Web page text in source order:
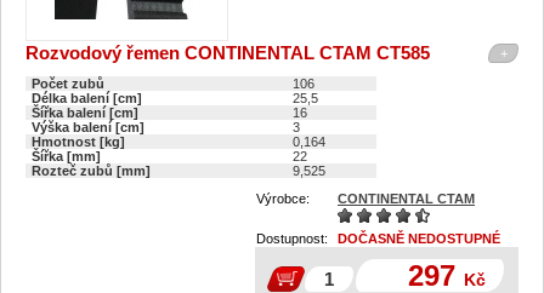
+
Rozvodový řemen CONTINENTAL CTAM CT585
Počet zubů
106
Délka balení [cm]
25,5
Šířka balení [cm]
16
Výška balení [cm]
3
Hmotnost [kg]
0,164
Šířka [mm]
22
Rozteč zubů [mm]
9,525
Výrobce:
CONTINENTAL CTAM
Dostupnost: DOČASNĚ NEDOSTUPNÉ
297 Kč